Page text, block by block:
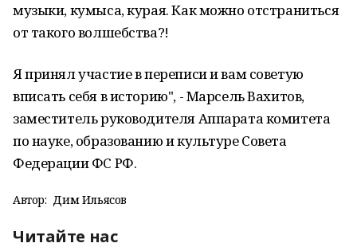
музыки, кумыса, курая. Как можно отстраниться
от такого волшебства?!
Я принял участие в переписи и вам советую
вписать себя в историю", - Марсель Вахитов,
заместитель руководителя Аппарата комитета
по науке, образованию и культуре Совета
Федерации ФС РФ.
Автор: Дим Ильясов
Читайте нас